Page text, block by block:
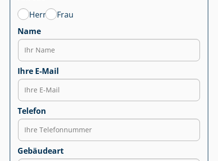
Herr
Frau
Name
Ihre E-Mail
Telefon
Gebäudeart